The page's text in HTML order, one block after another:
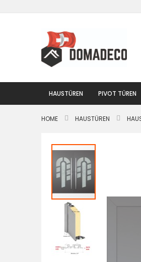
Inhalt
HAUSTÜREN PIVOT TÜREN
HOME HAUSTÜREN
Zum
Ende
der
Bildgalerie
springen